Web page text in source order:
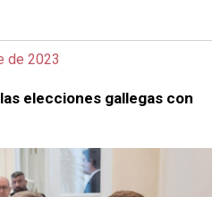
de 2023
elecciones gallegas con